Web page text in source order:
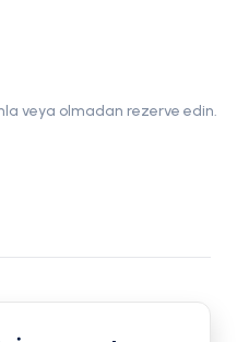
veya olmadan rezerve edin.